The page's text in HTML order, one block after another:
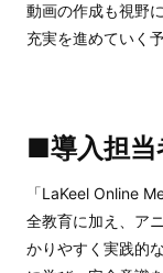
動画の作成も視野
充実を進めていく予
■導入担当
「LaKeel Online
全教育に加え、ア
かりやすく実践的